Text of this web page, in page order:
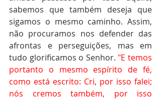
sabemos que também deseja que
sigamos o mesmo caminho. Assim,
não procuramos nos defender das
afrontas e perseguições, mas em
tudo glorificamos o Senhor. "E temos
portanto o mesmo espírito de fé,
como está escrito: Cri, por isso falei;
nós cremos também, por isso